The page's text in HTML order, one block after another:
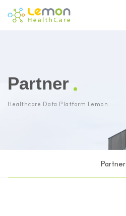
Partner
Healthcare Data Platform Lemon
Partner